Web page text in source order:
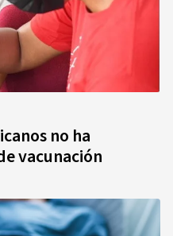
no ha
vacunación